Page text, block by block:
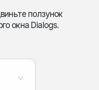
ползунок
окна Dialogs.